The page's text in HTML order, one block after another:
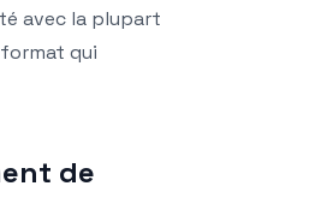
avec la plupart
qui
de